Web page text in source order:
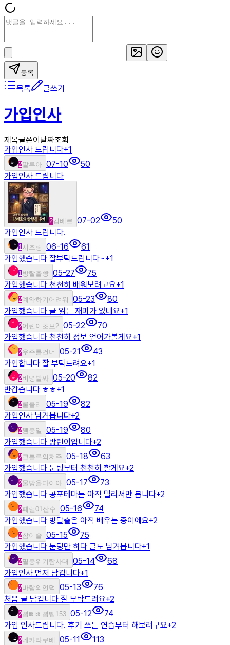
등록
목록 글쓰기
가입인사
제목글쓴이 날짜조회
가입인사 드립니다+1
2깔루아 07-10
50
가입인사 드립니다
2김베르 07-02
50
가입인사 드립니다.
1시즈링 06-16
61
가입했습니다 잘부탁드립니다~+1
1방탈출빵 05-27
75
가입했습니다 천천히 배워보려고요+1
2예약하기어려워 05-23
80
가입했습니다 글 읽는 재미가 있네요+1
2어린이초보2 05-22
70
가입했습니다 천천히 정보 얻어가볼게요+1
2우주를건너 05-21
43
가입합니다 잘 부탁드려요+1
2비명발싸 05-20
82
반갑습니다 ㅎㅎ+1
2쿨쿨리 05-19
82
가입인사 남겨봅니다+2
2웬종일 05-19
80
가입했습니다 방린이입니다+2
2크툴루의저주 05-18
63
가입했습니다 눈팅부터 천천히 할게요+2
2물방울다이아 05-17
73
가입했습니다 공포테마는 아직 멀리서만 봅니다+2
2페럴01산수 05-16
74
가입했습니다 방탈출은 아직 배우는 중이에요+2
2참이슬 05-15
75
가입했습니다 눈팅만 하다 글도 남겨봅니다+1
2멸종위기탐사대 05-14
68
가입인사 먼저 남깁니다+1
2바람의언덕 05-13
76
처음 글 남깁니다 잘 부탁드려요+2
2삡삐삐삡삡153 05-12
74
가입 인사드립니다. 후기 쓰는 연습부터 해보려구요+2
2네카라쿠베 05-11
113